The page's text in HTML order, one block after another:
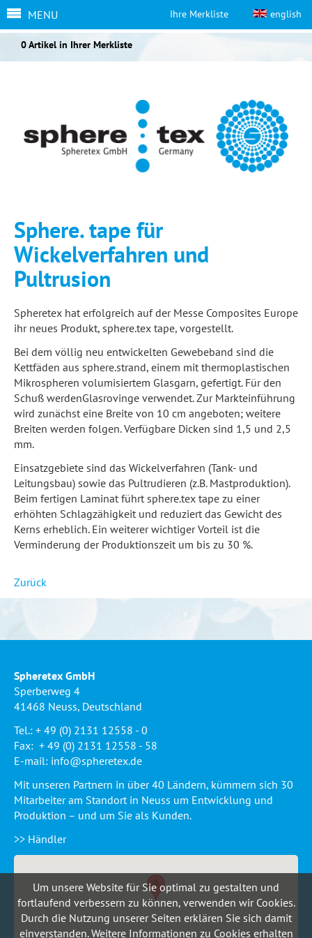
english
Ihre Merkliste
0 Artikel in Ihrer Merkliste
MENU
Sphere. tape für
Wickelverfahren und
Pultrusion
Spheretex hat erfolgreich auf der Messe Composites Europe
ihr neues Produkt, sphere.tex tape, vorgestellt.
Bei dem völlig neu entwickelten Gewebeband sind die
Kettfäden aus sphere.strand, einem mit thermoplastischen
Mikrospheren volumisiertem Glasgarn, gefertigt. Für den
Schuß werdenGlasrovinge verwendet. Zur Markteinführung
wird zunächst eine Breite von 10 cm angeboten; weitere
Breiten werden folgen. Verfügbare Dicken sind 1,5 und 2,5
mm.
Einsatzgebiete sind das Wickelverfahren (Tank- und
Leitungsbau) sowie das Pultrudieren (z.B. Mastproduktion).
Beim fertigen Laminat führt sphere.tex tape zu einer
erhöhten Schlagzähigkeit und reduziert das Gewicht des
Kerns erheblich. Ein weiterer wichtiger Vorteil ist die
Verminderung der Produktionszeit um bis zu 30 %.
Zurück
Spheretex GmbH
Sperberweg 4
41468 Neuss, Deutschland
Tel.: + 49 (0) 2131 12558 - 0
Fax: + 49 (0) 2131 12558 - 58
E-mail: info@spheretex.de
Mit unseren Partnern in über 40 Ländern, kümmern sich 30
Mitarbeiter am Standort in Neuss um Entwicklung und
Produktion – und um Sie als Kunden.
>> Händler
Um unsere Website für Sie optimal zu gestalten und
fortlaufend verbessern zu können, verwenden wir Cookies.
Durch die Nutzung unserer Seiten erklären Sie sich damit
einverstanden. Weitere Informationen zu Cookies erhalten